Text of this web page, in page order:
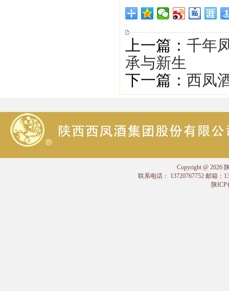
上一篇： 千年
承与新生
下一篇： 西凤
Copyright @ 2026
联系电话： 13720767752 邮箱：
陕ICP